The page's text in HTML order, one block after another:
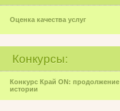
Оценка качества услуг
Конкурсы:
Конкурс Край ON: продолжение
истории